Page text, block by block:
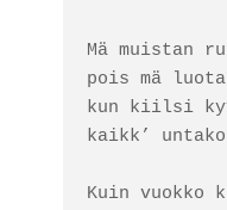
Mä muistan
pois mä
kun kiilsi
kaikk’
Kuin vuokko